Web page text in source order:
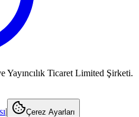
Yayıncılık Ticaret Limited Şirketi.
| Çerez Ayarları